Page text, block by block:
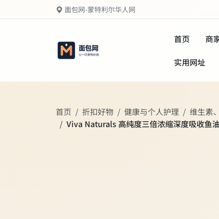
面包网-蒙特利尔华人网
首页 商
实用网址
首页 折扣好物 健康与个人护理
维生素
Viva Naturals 高纯度三倍浓缩深度吸收鱼